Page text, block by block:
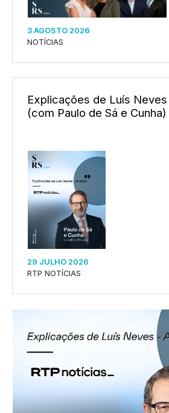
3 AGOSTO 2026
NOTÍCIAS
Explicações de Luís
(com Paulo de Sá e Cunha)
29 JULHO 2026
RTP NOTÍCIAS